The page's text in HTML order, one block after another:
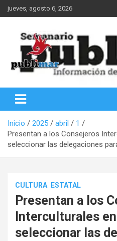
Saltar
al
jueves, agosto 6, 2026
PubliMar
Inicio 2025 abril
1
Presentan a los Consejeros
seleccionar las delegaciones
CULTURA ESTATAL
Presentan a los
Interculturales
seleccionar las